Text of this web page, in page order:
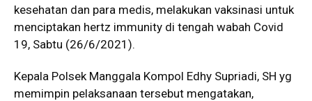
kesehatan dan para medis, melakukan vaksinasi untuk
menciptakan hertz immunity di tengah wabah Covid
19, Sabtu (26/6/2021).
Kepala Polsek Manggala Kompol Edhy Supriadi, SH yg
memimpin pelaksanaan tersebut mengatakan,